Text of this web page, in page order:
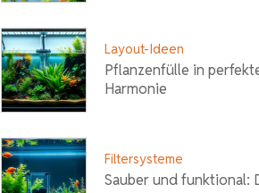
Layout-Ideen
Pflanzenfülle in
Harmonie
Filtersysteme
Sauber und funktional: